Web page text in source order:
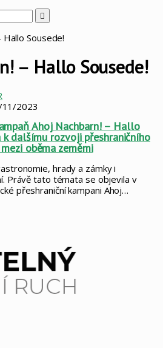
Vyhledat
Hallo Sousede!
– Hallo Sousede!
2023
Ahoj Nachbarn! – Hallo
k dalšímu rozvoji přeshraničního
oběma zeměmi
hrady a zámky i
Právě tato témata se objevila v
přeshraniční kampani Ahoj…